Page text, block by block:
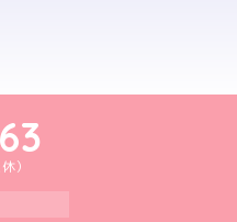
公式アカウント
んX公式アカウント
りーみんInstagram公式アカウント
めいどりーみんFacebook公式アカウン
めいどりーみんYouTube公式アカ
）